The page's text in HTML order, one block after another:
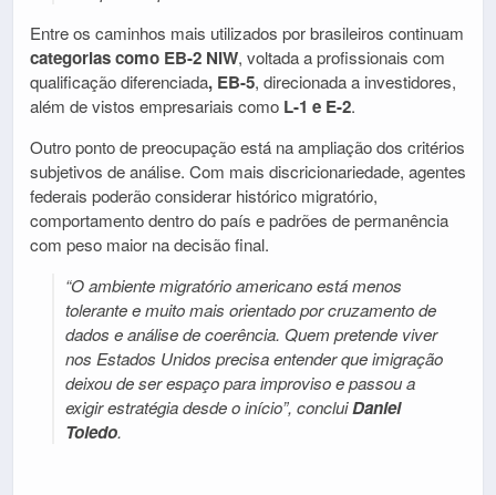
Entre os caminhos mais utilizados por brasileiros continuam
categorias como EB-2 NIW, voltada a profissionais com
qualificação diferenciada, EB-5, direcionada a investidores,
além de vistos empresariais como L-1 e E-2.
Outro ponto de preocupação está na ampliação dos critérios
subjetivos de análise. Com mais discricionariedade, agentes
federais poderão considerar histórico migratório,
comportamento dentro do país e padrões de permanência
com peso maior na decisão final.
“O ambiente migratório americano está menos
tolerante e muito mais orientado por cruzamento de
dados e análise de coerência. Quem pretende viver
nos Estados Unidos precisa entender que imigração
deixou de ser espaço para improviso e passou a
exigir estratégia desde o início”, concluiDaniel
Toledo.